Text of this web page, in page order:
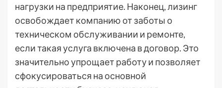
нагрузки на предприятие. Наконец, лизинг
освобождает компанию от заботы о
техническом обслуживании и ремонте,
если такая услуга включена в договор. Это
значительно упрощает работу и позволяет
сфокусироваться на основной